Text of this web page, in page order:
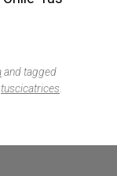
and tagged
tuscicatrices.